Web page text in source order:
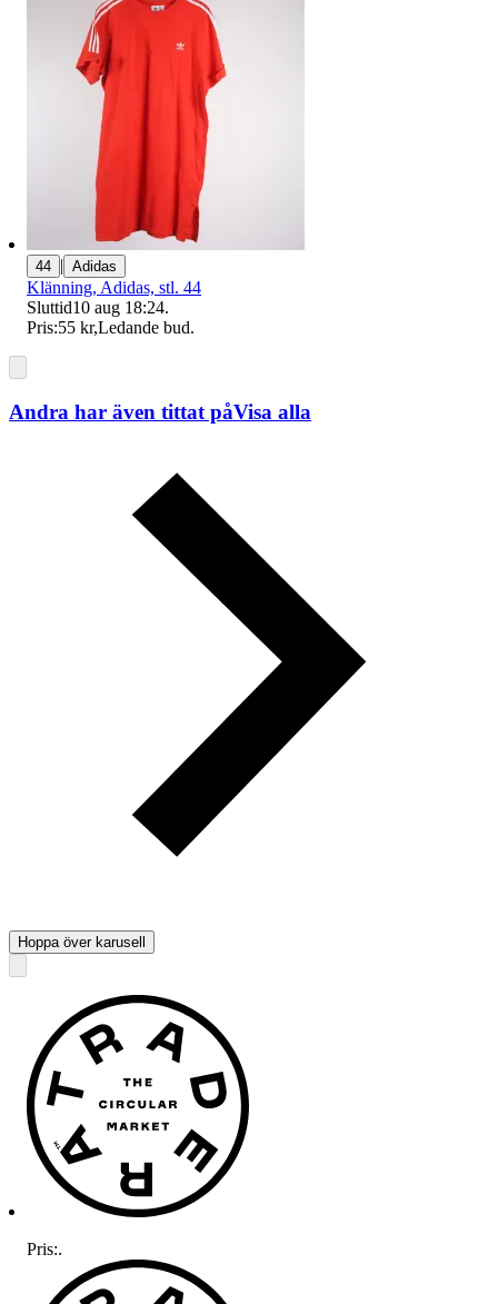
44 | Adidas
Klänning, Adidas, stl. 44
Sluttid10 aug 18:24.
Pris:55 kr,Ledande bud.
Andra har även tittat påVisa alla
Hoppa över karusell
Pris:.